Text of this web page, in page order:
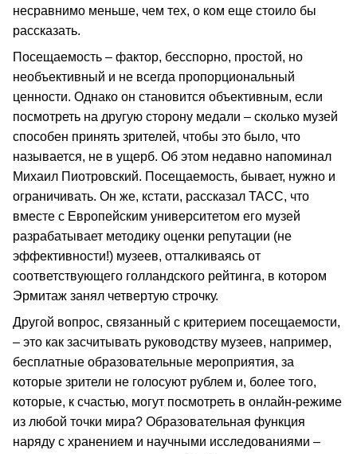
несравнимо меньше, чем тех, о ком еще стоило бы
рассказать.
Посещаемость – фактор, бесспорно, простой, но
необъективный и не всегда пропорциональный
ценности. Однако он становится объективным, если
посмотреть на другую сторону медали – сколько музей
способен принять зрителей, чтобы это было, что
называется, не в ущерб. Об этом недавно напоминал
Михаил Пиотровский. Посещаемость, бывает, нужно и
ограничивать. Он же, кстати, рассказал ТАСС, что
вместе с Европейским университетом его музей
разрабатывает методику оценки репутации (не
эффективности!) музеев, отталкиваясь от
соответствующего голландского рейтинга, в котором
Эрмитаж занял четвертую строчку.
Другой вопрос, связанный с критерием посещаемости,
– это как засчитывать руководству музеев, например,
бесплатные образовательные мероприятия, за
которые зрители не голосуют рублем и, более того,
которые, к счастью, могут посмотреть в онлайн-режиме
из любой точки мира? Образовательная функция
наряду с хранением и научными исследованиями –